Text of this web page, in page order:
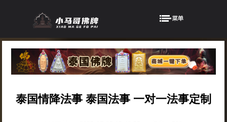
泰国情降法事 泰国法事 一对一法事定制